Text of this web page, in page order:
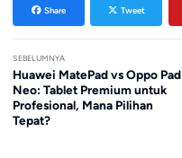
Share Tweet
SEBELUMNYA
Huawei MatePad vs Oppo Pad
Neo: Tablet Premium untuk
Profesional, Mana Pilihan
Tepat?